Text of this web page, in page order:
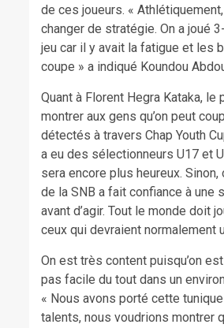
de ces joueurs. «
changer de stratégie. On a joué
jeu car il y avait la fatigue et les
coupe » a indiqué Koundou
Quant à Florent Hegra Kataka,
montrer aux gens qu’on peut
détectés à travers Chap Youth
a eu des sélectionneurs U17 et
sera encore plus heureux.
de la SNB a fait confiance à une
avant d’agir. Tout le monde doit
ceux qui devraient normalement
On est très content puisqu’on
pas facile du tout dans un
« Nous avons porté cette
talents, nous voudrions montrer